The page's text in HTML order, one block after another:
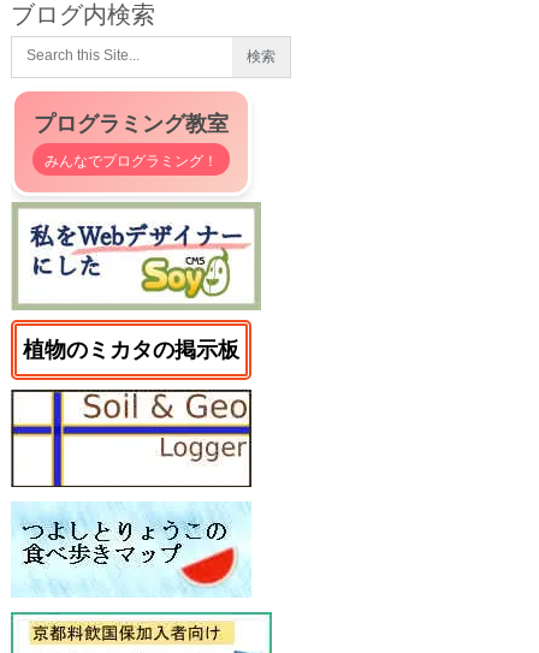
ブログ内検索
プログラミング教室
みんなでプログラミング！
植物のミカタの掲示板